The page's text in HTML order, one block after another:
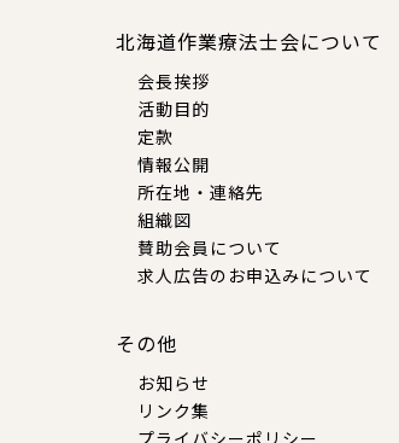
北海道作業療法士会について
会長挨拶
活動目的
定款
情報公開
所在地・連絡先
組織図
賛助会員について
求人広告のお申込みについて
その他
お知らせ
リンク集